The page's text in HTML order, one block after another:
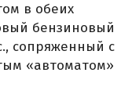
в обеих
бензиновый
сопряженный с
«автоматом»